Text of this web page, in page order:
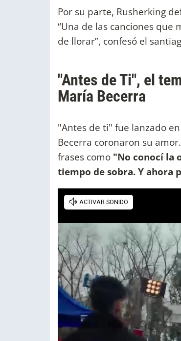
Por su parte, Rusherking
“Una de las canciones que
de llorar”, confesó el
"Antes de Ti", el
María Becerra
"Antes de ti" fue lanzado
Becerra coronaron su
frases como "No conocí la
tiempo de sobra. Y ahora